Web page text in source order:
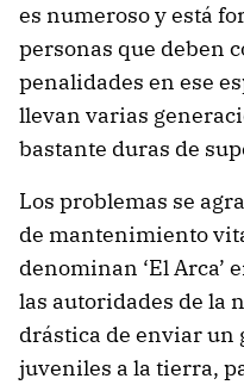
es numeroso y está
personas que deben
penalidades en ese
llevan varias
bastante duras de
Los problemas se
de mantenimiento
denominan ‘El Arca’
las autoridades de la
drástica de enviar un
juveniles a la tierra,